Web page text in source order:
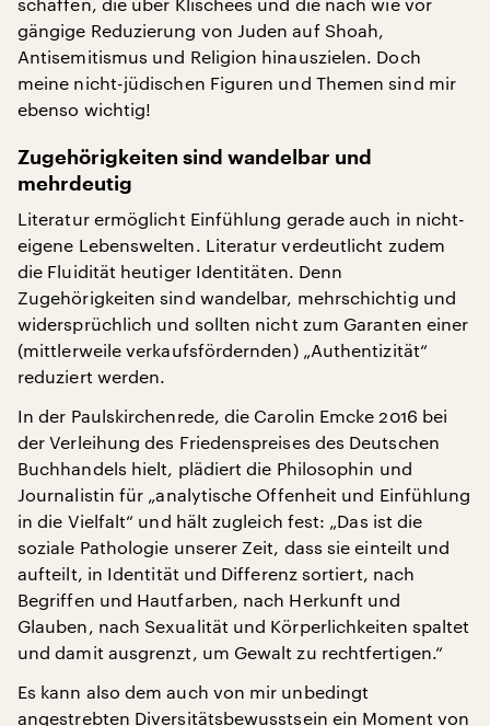
gängige Reduzierung von Juden auf Shoah,
Antisemitismus und Religion hinauszielen. Doch
meine nicht-jüdischen Figuren und Themen sind mir
ebenso wichtig!
Zugehörigkeiten sind wandelbar und
mehrdeutig
Literatur ermöglicht Einfühlung gerade auch in nicht-
eigene Lebenswelten. Literatur verdeutlicht zudem
die Fluidität heutiger Identitäten. Denn
Zugehörigkeiten sind wandelbar, mehrschichtig und
widersprüchlich und sollten nicht zum Garanten einer
(mittlerweile verkaufsfördernden) „Authentizität“
reduziert werden.
In der Paulskirchenrede, die Carolin Emcke 2016 bei
der Verleihung des Friedenspreises des Deutschen
Buchhandels hielt, plädiert die Philosophin und
Journalistin für „analytische Offenheit und Einfühlung
in die Vielfalt“ und hält zugleich fest: „Das ist die
soziale Pathologie unserer Zeit, dass sie einteilt und
aufteilt, in Identität und Differenz sortiert, nach
Begriffen und Hautfarben, nach Herkunft und
Glauben, nach Sexualität und Körperlichkeiten spaltet
und damit ausgrenzt, um Gewalt zu rechtfertigen.“
Es kann also dem auch von mir unbedingt
angestrebten Diversitätsbewusstsein ein Moment von